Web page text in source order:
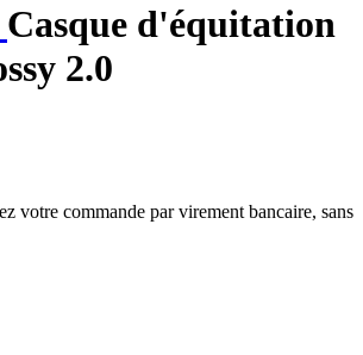
Casque d'équitation
2.0
votre commande par virement bancaire, sans